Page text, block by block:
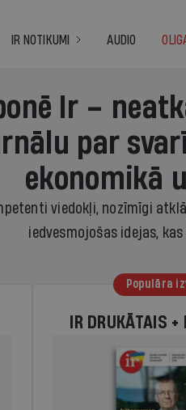
IR NOTIKUMI AUDIO
Ir –
par
ekonomikā
viedokļi, nozīmīgi
iedvesmojošas idejas,
Populāra
IR DRUKĀTAIS